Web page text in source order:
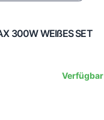
300W WEIßES SET
Verfügbar